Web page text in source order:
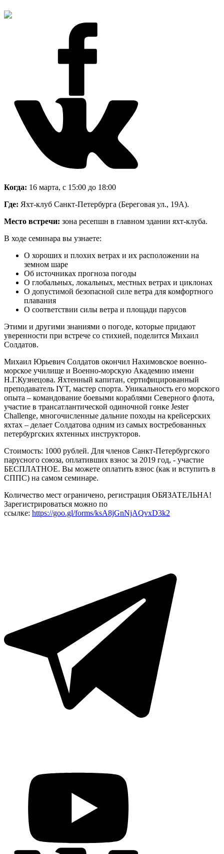
Когда: 16 марта, с 15:00 до 18:00
Где: Яхт-клуб Санкт-Петербурга (Береговая ул., 19А).
Место встречи: зона ресепшн в главном здании яхт-клуба.
В ходе семинара вы узнаете:
О хороших и плохих ветрах и их расположении на
земном шаре
Об источниках прогноза погоды
О глобальных, локальных, местных ветрах и циклонах
О допустимой безопасной силе ветра для комфортного
плавания
О соответствии силы ветра и площади парусов
Этими и другими знаниями о погоде, которые придают
уверенности при встрече со стихией, поделится Михаил
Солдатов.
Михаил Юрьевич Солдатов окончил Нахимовское военно-
морское училище и Военно-морскую Академию имени
Н.Г.Кузнецова. Яхтенный капитан, сертифицированный
преподаватель IYT, мастер спорта. Уникальность его морского
опыта – командование боевыми кораблями Северного флота,
участие в трансатлантической одиночной гонке Jester
Challenge, многочисленные дальние походы на крейсерских
яхтах – делает Солдатова одним из самых востребованных
петербургских яхтенных инструкторов.
Стоимость: 1000 рублей. Для членов Санкт-Петербургского
парусного союза, оплативших взнос за 2019 год, - участие
БЕСПЛАТНОЕ. Вы можете оплатить взнос (как и вступить в
СППС) на самом семинаре.
Количество мест ограничено, регистрация ОБЯЗАТЕЛЬНА!
Зарегистрироваться можно по
ссылке: https://goo.gl/forms/ksA8jGnNjAQvxD3k2